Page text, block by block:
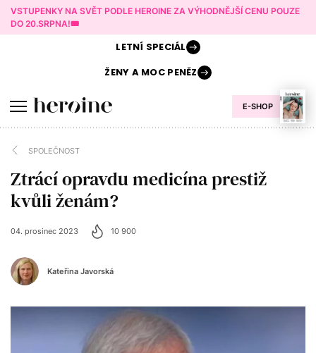
VSTUPENKY NA SVĚT PODLE HEROINE ZA VÝHODNĚJŠÍ CENU POUZE
DO 20.SRPNA!🎟️
E-SHOP
LETNÍ SPECIÁL
ŽENY AMOC PENĚZ
SPOLEČNOST
Ztrácí opravdu medicína prestiž
kvůli ženám?
Kateřina Javorská
04. prosinec 2023 10 900